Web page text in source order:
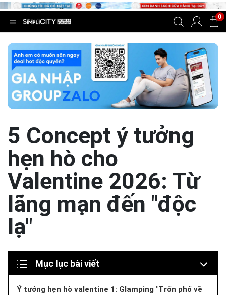
0
5 Concept ý tưởng
hẹn hò cho
Valentine 2026: Từ
lãng mạn đến "độc
lạ"
Mục lục bài viết
Ý tưởng hẹn hò valentine 1: Glamping "Trốn phố về